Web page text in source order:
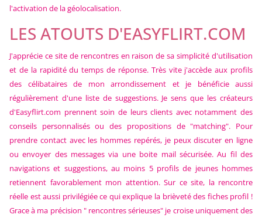
l'activation de la géolocalisation.
LES ATOUTS D'EASYFLIRT.COM
J'apprécie ce site de rencontres en raison de sa simplicité d'utilisation
et de la rapidité du temps de réponse. Très vite j'accède aux profils
des célibataires de mon arrondissement et je bénéficie aussi
régulièrement d'une liste de suggestions. Je sens que les créateurs
d'Easyflirt.com prennent soin de leurs clients avec notamment des
conseils personnalisés ou des propositions de "matching". Pour
prendre contact avec les hommes repérés, je peux discuter en ligne
ou envoyer des messages via une boite mail sécurisée. Au fil des
navigations et suggestions, au moins 5 profils de jeunes hommes
retiennent favorablement mon attention. Sur ce site, la rencontre
réelle est aussi privilégiée ce qui explique la brièveté des fiches profil !
Grace à ma précision " rencontres sérieuses" je croise uniquement des